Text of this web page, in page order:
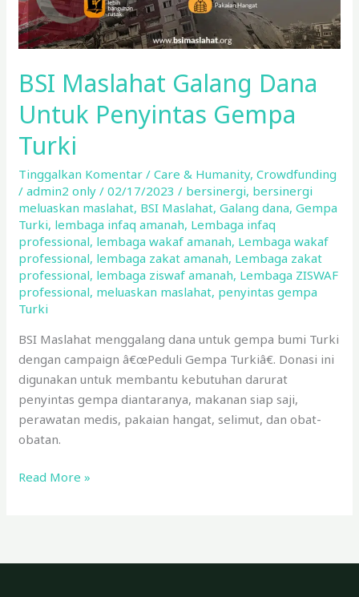
BSI Maslahat Galang Dana
Untuk Penyintas Gempa
Turki
Tinggalkan Komentar /Care & Humanity,Crowdfunding
/admin2 only/02/17/2023/ bersinergi, bersinergi
meluaskan maslahat, BSI Maslahat,Galang dana,Gempa
Turki, lembaga infaq amanah, Lembaga infaq
professional, lembaga wakaf amanah, Lembaga wakaf
professional, lembaga zakat amanah, Lembaga zakat
professional, lembaga ziswaf amanah, Lembaga ZISWAF
professional, meluaskan maslahat, penyintas gempa
Turki
BSI Maslahat menggalang dana untuk gempa bumi Turki
dengan campaign â€œPeduli Gempa Turkiâ€. Donasi ini
digunakan untuk membantu kebutuhan darurat
penyintas gempa diantaranya, makanan siap saji,
perawatan medis, pakaian hangat, selimut, dan obat-
obatan.
Read More »